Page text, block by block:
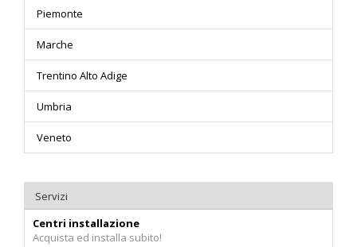
Piemonte
Marche
Trentino Alto Adige
Umbria
Veneto
Servizi
Centri installazione
Acquista ed installa subito!